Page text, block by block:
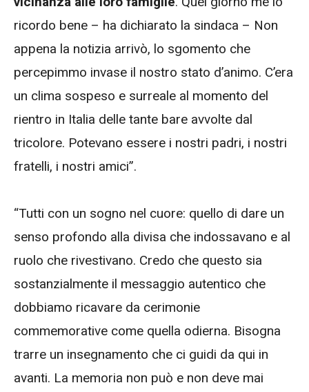
ricordo bene – ha dichiarato la sindaca – Non
appena la notizia arrivò, lo sgomento che
percepimmo invase il nostro stato d’animo. C’era
un clima sospeso e surreale al momento del
rientro in Italia delle tante bare avvolte dal
tricolore. Potevano essere i nostri padri, i nostri
fratelli, i nostri amici”.
“Tutti con un sogno nel cuore: quello di dare un
senso profondo alla divisa che indossavano e al
ruolo che rivestivano. Credo che questo sia
sostanzialmente il messaggio autentico che
dobbiamo ricavare da cerimonie
commemorative come quella odierna. Bisogna
trarre un insegnamento che ci guidi da qui in
avanti. La memoria non può e non deve mai